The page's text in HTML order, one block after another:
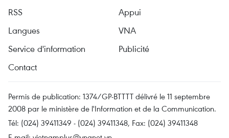
RSS
Appui
Langues
VNA
Service d'information
Publicité
Contact
Permis de publication: 1374/GP-BTTTT délivré le 11 septembre
2008 par le ministère de l'Information et de la Communication.
Tél: (024) 39411349 - (024) 39411348, Fax: (024) 39411348